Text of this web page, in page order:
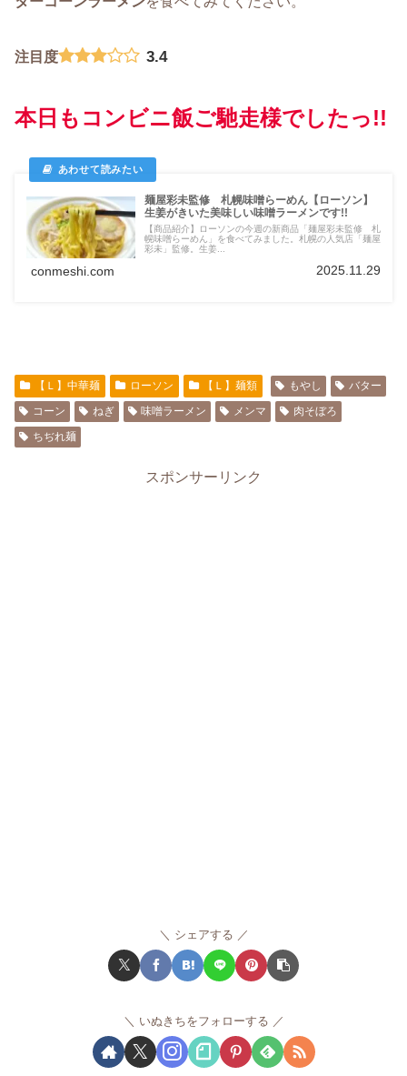
注目度 3.4
本日もコンビニ飯ご馳走様でしたっ!!
麺屋彩未監修 札幌味噌らーめん【ローソン】
生姜がきいた美味しい味噌ラーメンです!!
【商品紹介】ローソンの今週の新商品「麺屋彩未監修 札
幌味噌らーめん」を食べてみました。札幌の人気店「麺屋
彩未」監修。生姜...
conmeshi.com 2025.11.29
【Ｌ】中華麺 ローソン 【Ｌ】麺類 もやし
バター
コーン
ねぎ 味噌ラーメン メンマ
肉そぼろ
ちぢれ麺
スポンサーリンク
シェアする
いぬきちをフォローする